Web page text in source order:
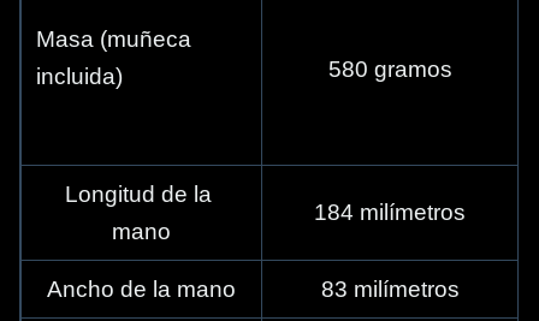
Masa (muñeca
incluida)
580 gramos
Longitud de la
mano
184 milímetros
Ancho de la mano 83 milímetros